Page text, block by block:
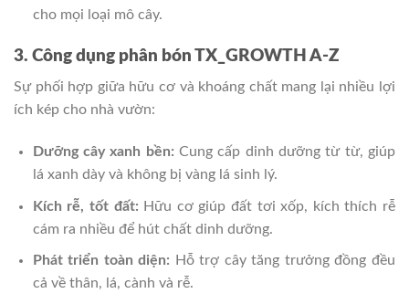
cho mọi loại mô cây.
3. Công dụng phân bón TX_GROWTH A-Z
Sự phối hợp giữa hữu cơ và khoáng chất mang lại nhiều lợi
ích kép cho nhà vườn:
Dưỡng cây xanh bền: Cung cấp dinh dưỡng từ từ, giúp
lá xanh dày và không bị vàng lá sinh lý.
Kích rễ, tốt đất: Hữu cơ giúp đất tơi xốp, kích thích rễ
cám ra nhiều để hút chất dinh dưỡng.
Phát triển toàn diện: Hỗ trợ cây tăng trưởng đồng đều
cả về thân, lá, cành và rễ.